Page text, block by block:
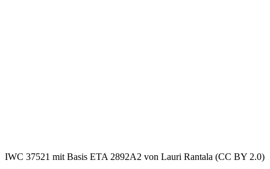
IWC 37521 mit Basis ETA 2892A2 von Lauri Rantala (CC BY 2.0)